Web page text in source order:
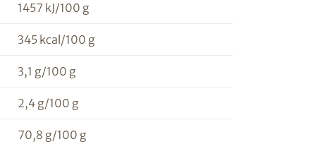
1457 kJ/100 g
345 kcal/100 g
3,1 g/100 g
2,4 g/100 g
70,8 g/100 g